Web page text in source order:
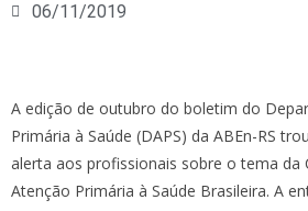
06/11/2019
A edição de outubro do boletim do
Primária à Saúde (DAPS) da ABEn-RS
alerta aos profissionais sobre o tema da
Atenção Primária à Saúde Brasileira. A